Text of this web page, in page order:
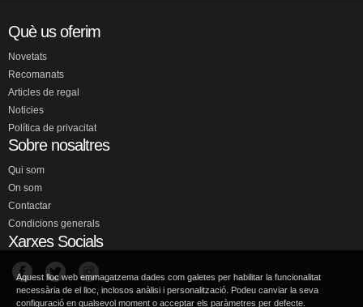
Què us oferim
Novetats
Recomanats
Articles de regal
Noticies
Política de privacitat
Sobre nosaltres
Qui som
On som
Contactar
Condicions generals
Xarxes Socials
Aquest lloc web emmagatzema dades com galetes per habilitar la funcionalitat
necessària de el lloc, inclosos anàlisi i personalització. Podeu canviar la seva
configuració en qualsevol moment o acceptar els paràmetres per defecte.